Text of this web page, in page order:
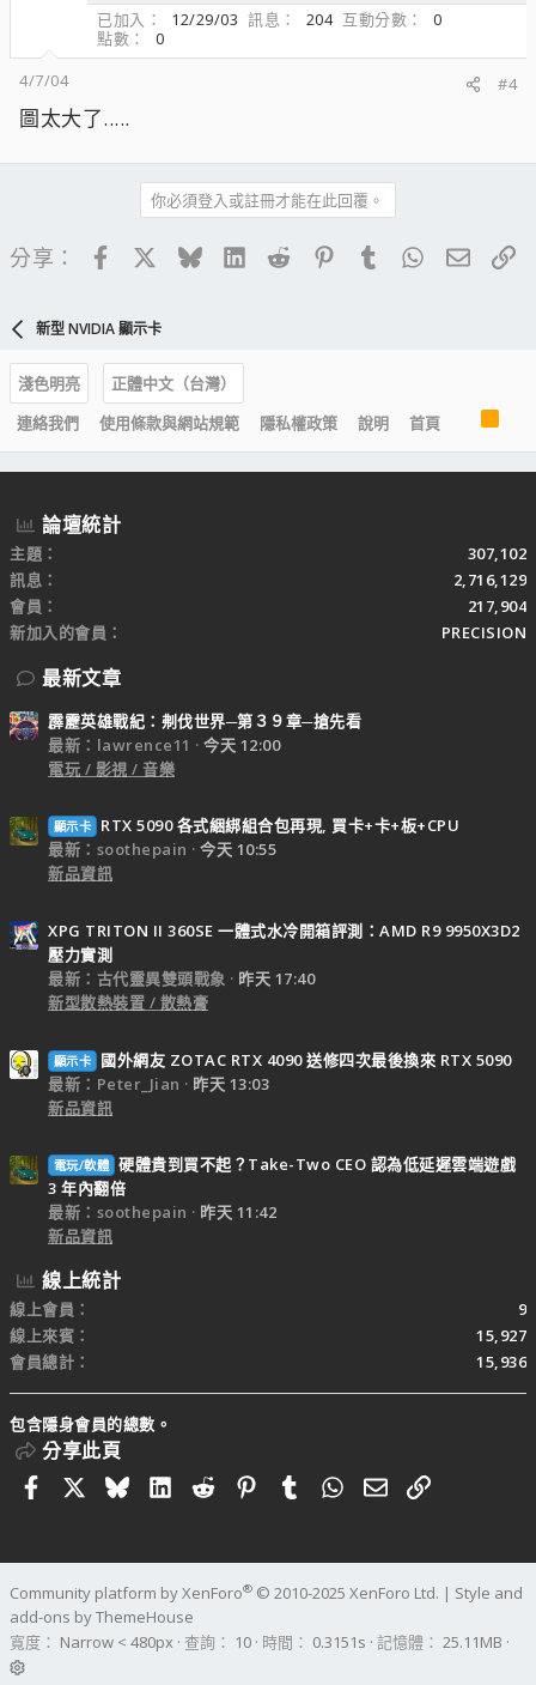
已加入
12/29/03 訊息 204 互動分數
0
點數
0
4/7/04
#4
圖太大了.....
你必須登入或註冊才能在此回覆。
分享： FacebookBlueskyLinkedIn
Reddit PinterestTumblrWhatsApp
電子
新型 NVIDIA 顯示卡
淺色明亮
正體中文（台灣）
連絡我們
使用條款與網站規範 隱私權政策 說明 首頁
S
論壇統計
主題
307,102
訊息
2,716,129
會員
217,904
新加入的會員
PRECISION
最新文章
霹靂英雄戰紀：刜伐世界─第３９章─搶先看
最新：lawrence11
今天 12:00
電玩 / 影視 / 音樂
顯示卡
RTX 5090 各式綑綁組合包再現, 買卡+卡+板+CPU
最新：soothepain
今天 10:55
新品資訊
XPG TRITON II 360SE 一體式水冷開箱評測：AMD R9 9950X3D2
壓力實測
最新：古代靈異雙頭戰象
昨天 17:40
新型散熱裝置 / 散熱膏
顯示卡
國外網友 ZOTAC RTX 4090 送修四次最後換來 RTX 5090
最新：Peter_Jian
昨天 13:03
新品資訊
電玩/軟體 硬體貴到買不起？Take-Two CEO 認為低延遲雲端遊戲
3 年內翻倍
最新：soothepain
昨天 11:42
新品資訊
線上統計
線上會員
9
線上來賓
15,927
會員總計
15,936
包含隱身會員的總數。
分享此頁
FacebookBlueskyLinkedIn
RedditPinterestTumblrWhatsApp
電子郵件
連結
Community platform by XenForo® © 2010-2025 XenForo Ltd. | Style and
add-ons by ThemeHouse
寬度
查詢 10 時間 0.3151s 記憶體 25.11MB